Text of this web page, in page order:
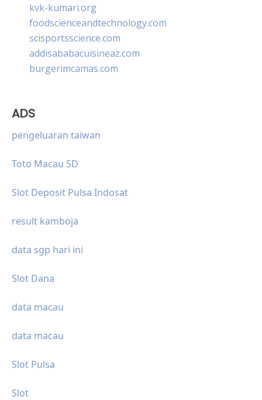
kvk-kumari.org
foodscienceandtechnology.com
scisportsscience.com
addisababacuisineaz.com
burgerimcamas.com
ADS
pengeluaran taiwan
Toto Macau 5D
Slot Deposit Pulsa Indosat
result kamboja
data sgp hari ini
Slot Dana
data macau
data macau
Slot Pulsa
Slot